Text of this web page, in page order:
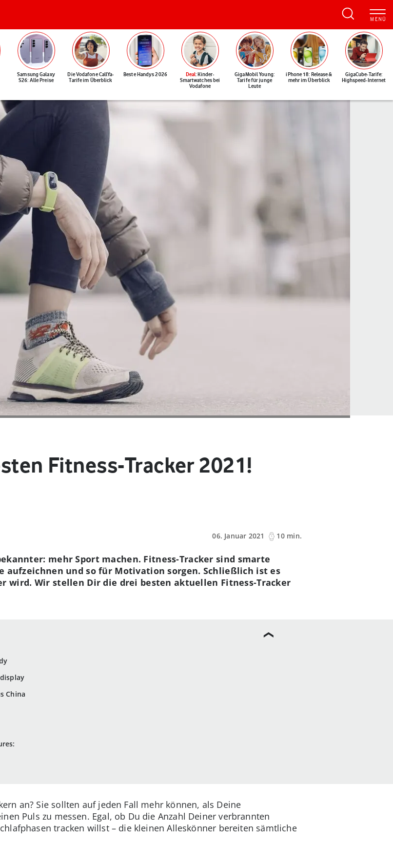
Samsung Galaxy
S26: Alle Preise
Die Vodafone CallYa-
Tarife im Überblick
Beste Handys 2026 Deal: Kinder-
Smartwatches bei
Vodafone
GigaMobil Young:
Tarife für junge
Leute
iPhone 18: Release &
mehr im Überblick
GigaCube-Tarife:
Highspeed-Internet
Fitness-Tracker 2021!
06. Januar 2021
10 min.
China
mehr Sport machen. Fitness-Tracker sind smarte
aufzeichnen und so für Motivation sorgen. Schließlich ist es
wird. Wir stellen Dir die drei besten aktuellen Fitness-Tracker
an? Sie sollten auf jeden Fall mehr können, als Deine
Puls zu messen. Egal, ob Du die Anzahl Deiner verbrannten
tracken willst – die kleinen Alleskönner bereiten sämtliche